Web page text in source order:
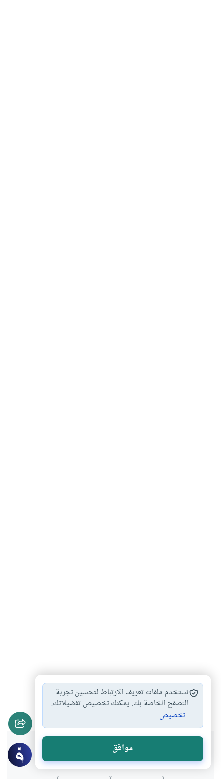
شهر شعبان #ليلة نصف شعبان #منتصف شعبان
فضائل شعبان
هل انتفعت بهذا المحتوى؟
نستخدم ملفات تعريف الارتباط لتحسين تجربة
التصفح الخاصة بك. يمكنك تخصيص تفضيلاتك.
تخصيص
موافق